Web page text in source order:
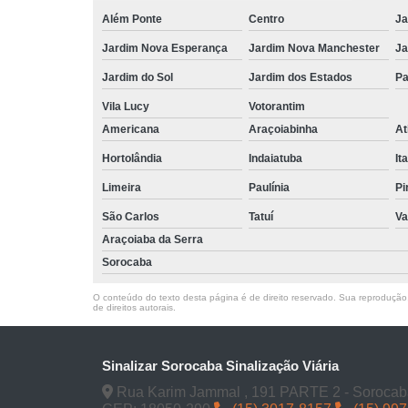
Além Ponte Centro
Jardim Nova Esperança Jardim Nova Manchester
Jardim do Sol Jardim dos Estados
Vila Lucy
Votorantim
Americana
Araçoiabinha
Hortolândia Indaiatuba
Limeira Paulínia
São Carlos Tatuí
Araçoiaba da Serra
Sorocaba
O conteúdo do texto desta página é de direito reservado. Sua
de direitos autorais
Sinalizar Sorocaba Sinalização Viária
Rua Karim Jammal , 191 PARTE 2 -